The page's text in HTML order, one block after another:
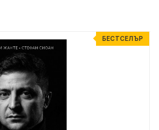
БЕСТСЕЛЪР